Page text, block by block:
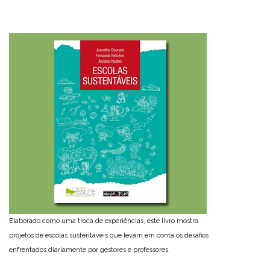
Elaborado como uma troca de experiências, este livro mostra
projetos de escolas sustentáveis que levam em conta os desafios
enfrentados diariamente por gestores e professores.